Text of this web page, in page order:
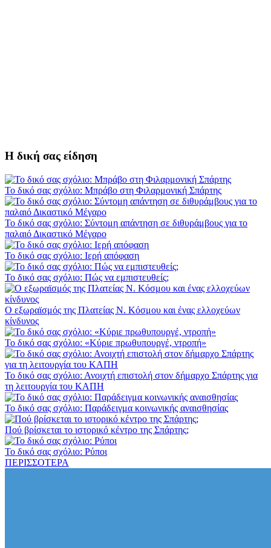
Η δική σας είδηση
Το δικό σας σχόλιο: Μπράβο στη Φιλαρμονική Σπάρτης
Το δικό σας σχόλιο: Σύντομη απάντηση σε διθυράμβους για το
παλαιό Δικαστικό Μέγαρο
Το δικό σας σχόλιο: Ιερή απόφαση
Το δικό σας σχόλιο: Πώς να εμπιστευθείς;
Ο εξωραϊσμός της Πλατείας Ν. Κόσμου και ένας ελλοχεύων
κίνδυνος
Το δικό σας σχόλιο: «Κύριε πρωθυπουργέ, ντροπή»
Το δικό σας σχόλιο: Ανοιχτή επιστολή στον δήμαρχο Σπάρτης για
τη λειτουργία του ΚΑΠΗ
Το δικό σας σχόλιο: Παράδειγμα κοινωνικής αναισθησίας
Πού βρίσκεται το ιστορικό κέντρο της Σπάρτης;
Το δικό σας σχόλιο: Ρύποι
ΠΕΡΙΣΣΟΤΕΡΑ